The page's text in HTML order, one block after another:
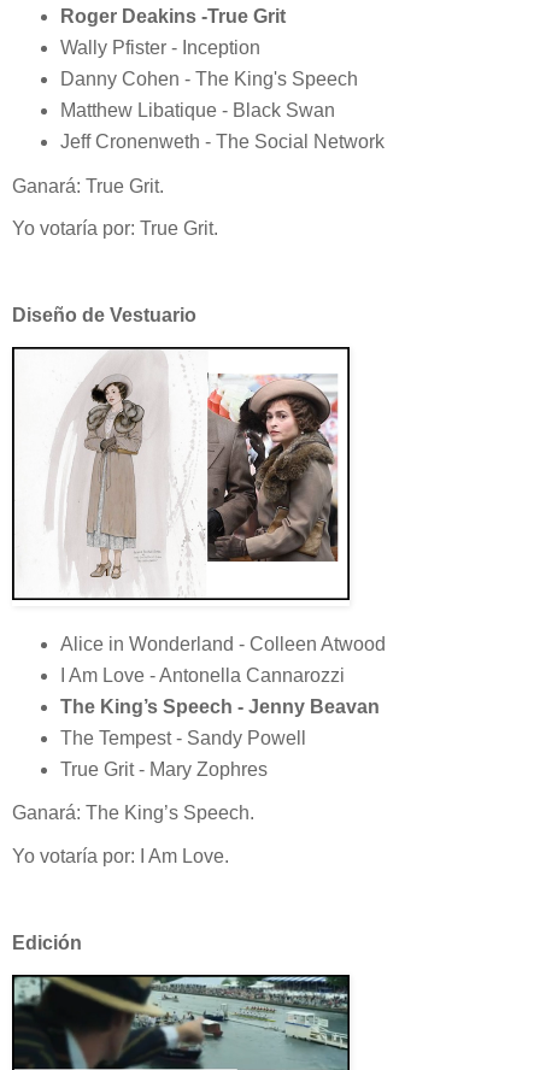
Roger Deakins -True Grit
Wally Pfister - Inception
Danny Cohen - The King's Speech
Matthew Libatique - Black Swan
Jeff Cronenweth - The Social Network
Ganará: True Grit.
Yo votaría por: True Grit.
Diseño de Vestuario
Alice in Wonderland - Colleen Atwood
I Am Love - Antonella Cannarozzi
The King’s Speech - Jenny Beavan
The Tempest - Sandy Powell
True Grit - Mary Zophres
Ganará: The King’s Speech.
Yo votaría por: I Am Love.
Edición